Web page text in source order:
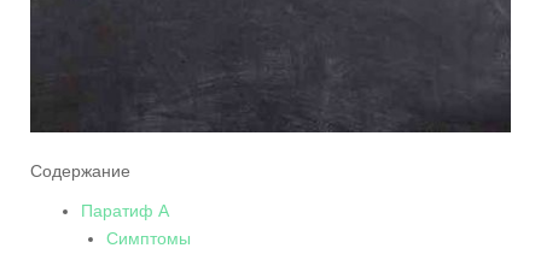
Содержание
Паратиф A
Симптомы